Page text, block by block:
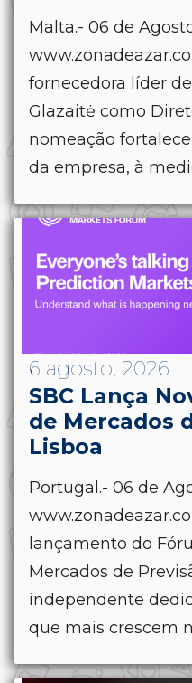
Malta.- 06 de
fornecedora líder
Glazaitė como
nomeação
da empresa, à
6 agosto, 2026
SBC Lança
de Mercados
Lisboa
Portugal.- 06 de
lançamento do
Mercados de
independente
que mais crescem